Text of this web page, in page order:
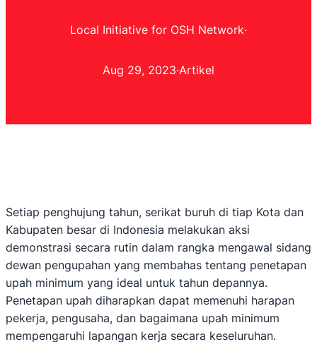
Local Initiative for OSH Network·
Aug 29, 2023·Artikel
Setiap penghujung tahun, serikat buruh di tiap Kota dan
Kabupaten besar di Indonesia melakukan aksi
demonstrasi secara rutin dalam rangka mengawal sidang
dewan pengupahan yang membahas tentang penetapan
upah minimum yang ideal untuk tahun depannya.
Penetapan upah diharapkan dapat memenuhi harapan
pekerja, pengusaha, dan bagaimana upah minimum
mempengaruhi lapangan kerja secara keseluruhan.